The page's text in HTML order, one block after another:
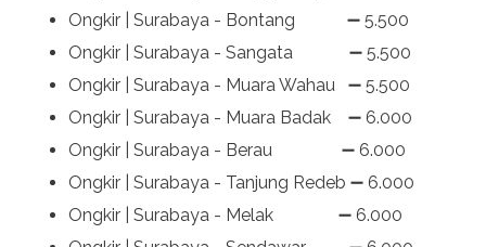
Ongkir | Surabaya - Bontang ➖ 5.500
Ongkir | Surabaya - Sangata ➖ 5.500
Ongkir | Surabaya - Muara Wahau ➖ 5.500
Ongkir | Surabaya - Muara Badak ➖ 6.000
Ongkir | Surabaya - Berau ➖ 6.000
Ongkir | Surabaya - Tanjung Redeb ➖ 6.000
Ongkir | Surabaya - Melak ➖ 6.000